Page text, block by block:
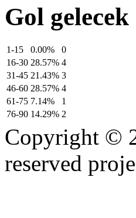
Gol
1-15 0.00%
0
16-30 28.57% 4
31-45 21.43% 3
46-60 28.57% 4
61-75 7.14%
1
76-90 14.29% 2
Copyright ©
reserved